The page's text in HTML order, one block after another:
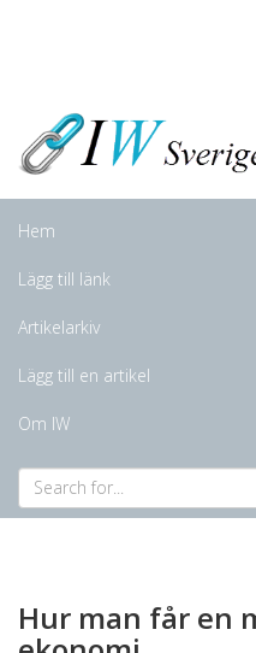
Hem
Lägg till länk
Artikelarkiv
Lägg till en artikel
Om IW
Hur man får en